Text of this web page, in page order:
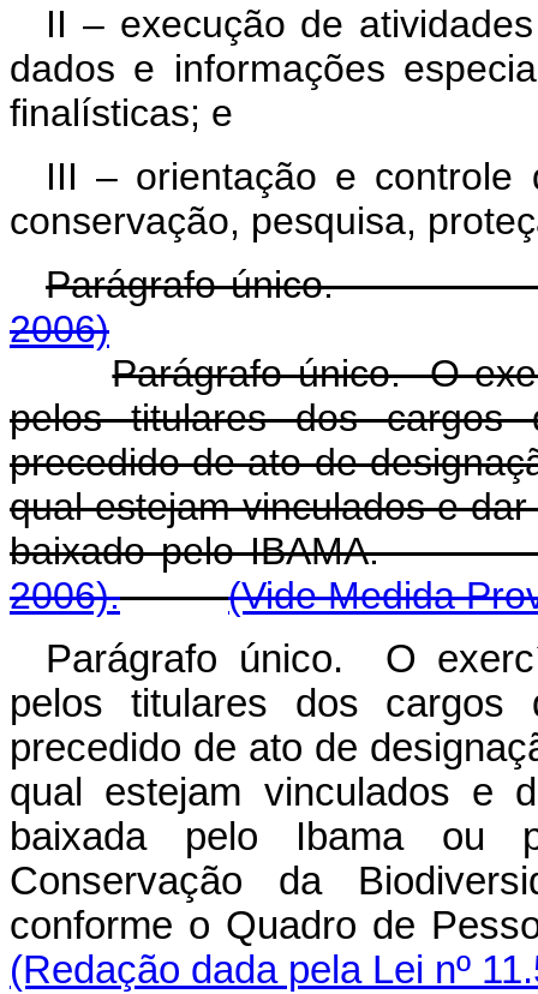
II – execução de
dados e informações
finalísticas; e
III – orientação e controle
conservação, pesquisa,
Parágrafo
2006)
Parágrafo único. O
pelos titulares dos cargos
precedido de ato de
qual estejam vinculados e
baixado pelo
2006).
(Vide Medida
Parágrafo único. O
pelos titulares dos cargos
precedido de ato de
qual estejam vinculados e
baixada pelo Ibama ou
Conservação da
conforme o Quadro
(Redação dada pela Lei nº